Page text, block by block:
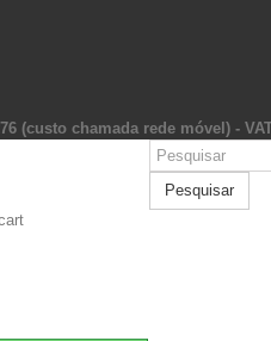
(custo chamada rede móvel) -
Pesquisar